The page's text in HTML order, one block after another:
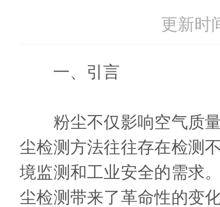
更新时
一、引言
粉尘不仅影响空气质量
尘检测方法往往存在检测
境监测和工业安全的需求
尘检测带来了革命性的变